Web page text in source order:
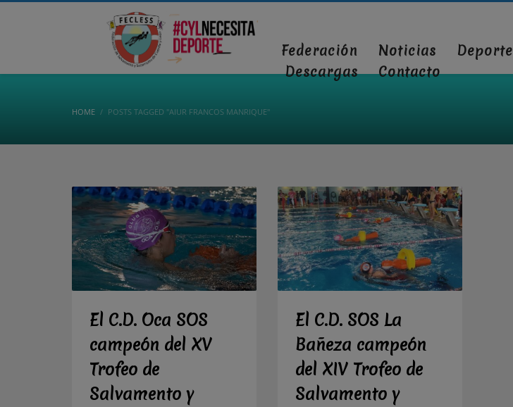
Federación Noticias Deporte
Descargas
Contacto
HOME POSTS TAGGED "AIUR FRANCOS MANRIQUE"
El C.D. Oca SOS
campeón del XV
Trofeo de
Salvamento y
El C.D. SOS La
Bañeza campeón
del XIV Trofeo de
Salvamento y